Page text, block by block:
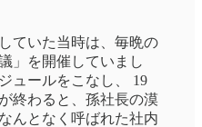
ていた当時は、毎晩の
」を開催していまし
ュールをこなし、 19
終わると、孫社長の漠
んとなく呼ばれた社内